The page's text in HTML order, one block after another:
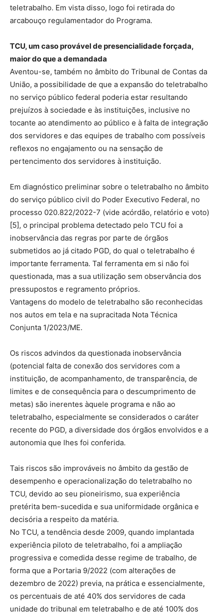
teletrabalho. Em vista disso, logo foi retirada do
arcabouço regulamentador do Programa.
TCU, um caso provável de presencialidade forçada,
maior do que a demandada
Aventou-se, também no âmbito do Tribunal de Contas da
União, a possibilidade de que a expansão do teletrabalho
no serviço público federal poderia estar resultando
prejuízos à sociedade e às instituições, inclusive no
tocante ao atendimento ao público e à falta de integração
dos servidores e das equipes de trabalho com possíveis
reflexos no engajamento ou na sensação de
pertencimento dos servidores à instituição.
Em diagnóstico preliminar sobre o teletrabalho no âmbito
do serviço público civil do Poder Executivo Federal, no
processo 020.822/2022-7 (vide acórdão, relatório e voto)
[5], o principal problema detectado pelo TCU foi a
inobservância das regras por parte de órgãos
submetidos ao já citado PGD, do qual o teletrabalho é
importante ferramenta. Tal ferramenta em si não foi
questionada, mas a sua utilização sem observância dos
pressupostos e regramento próprios.
Vantagens do modelo de teletrabalho são reconhecidas
nos autos em tela e na supracitada Nota Técnica
Conjunta 1/2023/ME.
Os riscos advindos da questionada inobservância
(potencial falta de conexão dos servidores com a
instituição, de acompanhamento, de transparência, de
limites e de consequência para o descumprimento de
metas) são inerentes àquele programa e não ao
teletrabalho, especialmente se considerados o caráter
recente do PGD, a diversidade dos órgãos envolvidos e a
autonomia que lhes foi conferida.
Tais riscos são improváveis no âmbito da gestão de
desempenho e operacionalização do teletrabalho no
TCU, devido ao seu pioneirismo, sua experiência
pretérita bem-sucedida e sua uniformidade orgânica e
decisória a respeito da matéria.
No TCU, a tendência desde 2009, quando implantada
experiência piloto de teletrabalho, foi a ampliação
progressiva e comedida desse regime de trabalho, de
forma que a Portaria 9/2022 (com alterações de
dezembro de 2022) previa, na prática e essencialmente,
os percentuais de até 40% dos servidores de cada
unidade do tribunal em teletrabalho e de até 100% dos